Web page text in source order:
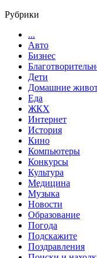
Рубрики
...
Авто
Бизнес
Дети
Домашние
Еда
ЖКХ
Интернет
История
Кино
Компьютеры
Конкурсы
Культура
Медицина
Музыка
Новости
Образование
Погода
Подскажите
Поздравления